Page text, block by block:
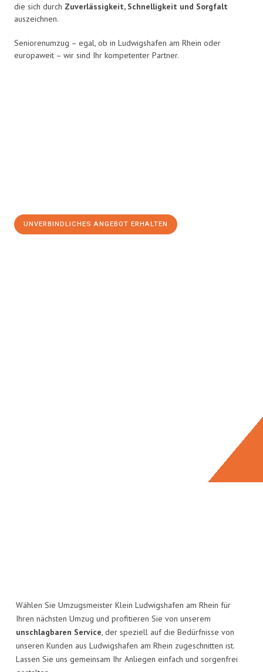
die sich durch Zuverlässigkeit, Schnelligkeit und Sorgfalt
auszeichnen.
Seniorenumzug – egal, ob in Ludwigshafen am Rhein oder
europaweit – wir sind Ihr kompetenter Partner.
UNVERBINDLICHES ANGEBOT ERHALTEN
Wählen Sie Umzugsmeister Klein Ludwigshafen am Rhein für
Ihren nächsten Umzug und profitieren Sie von unserem
unschlagbaren Service, der speziell auf die Bedürfnisse von
unseren Kunden aus Ludwigshafen am Rhein zugeschnitten ist.
Lassen Sie uns gemeinsam Ihr Anliegen einfach und sorgenfrei